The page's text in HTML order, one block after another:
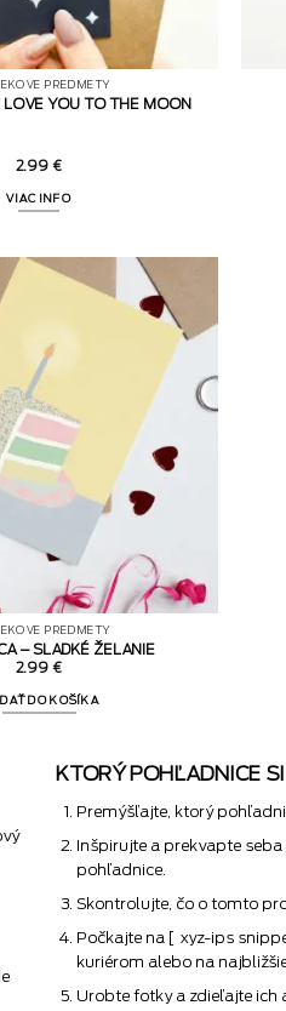
PREDMETY
LOVE YOU TO THE MOON
2.99€
VIAC INFO
PREDMETY
– SLADKÉ ŽELANIE
2.99€
DO KOŠÍKA
KTORÝ POHĽADNICE
Premýšľajte, ktorý
Inšpirujte a prekvapte
pohľadnice.
Skontrolujte, čo o tomto
Počkajte na [ xyz-ips
kuriérom alebo na
Urobte fotky a zdieľajte ich